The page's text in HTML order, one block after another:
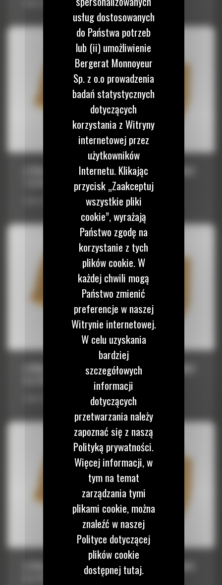
Łyżka standardowa z serii Performance 7,0 m³ (9,25 yd³)
ŁYŻKA STANDARDOWA Z SERII PERFORMANCE
7,0 M³ (9,25 YD³)
Łyżka standardowa z serii Performance 7,0 m³ (9,25 yd³)
ŁYŻKA STANDARDOWA Z SERII PERFORMANCE
Łyżka standardowa z serii Performance 6,4 m³ (8,25 yd³)
ŁYŻKA STANDARDOWA Z SERII PERFORMANCE
6,4 M³ (8,25 YD³)
usług dostosowanych
do Państwa potrzeb
lub (ii) umożliwienie
Bergerat Monnoyeur
Sp. z o.o prowadzenia
badań statystycznych
dotyczących
korzystania z Witryny
internetowej przez
użytkowników
Internetu. Klikając
przycisk „Zaakceptuj
wszystkie pliki
cookie”, wyrażają
Państwo zgodę na
korzystanie z tych
plików cookie. W
każdej chwili mogą
Państwo zmienić
preferencje w naszej
Witrynie internetowej.
W celu uzyskania
bardziej
szczegółowych
informacji
dotyczących
przetwarzania należy
zapoznać się z naszą
Polityką prywatności.
Więcej informacji, w
tym na temat
zarządzania tymi
plikami cookie, można
znaleźć w naszej
Polityce dotyczącej
plików cookie
dostępnej tutaj.